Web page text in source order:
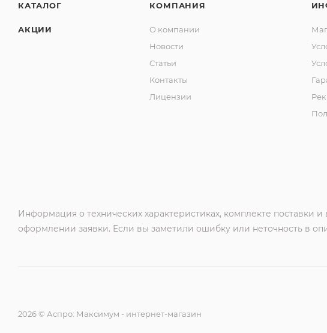
КАТАЛОГ
АКЦИИ
КОМПАНИЯ
О компании
Новости
Статьи
Контакты
Лицензии
Информация о технических характеристиках, комплекте
оформлении заявки. Если вы заметили ошибку или неточность в
2026 © Аспро: Максимум - интернет-магазин